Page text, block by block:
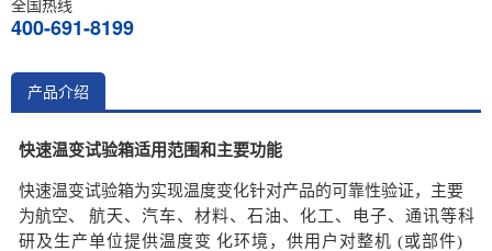
全国热线
400-691-8199
产品介绍
快速温变试验箱适用范围和主要功能
快速温变试验箱为实现温度变化针对产品的可靠性验证，主要
为航空、
航天、 汽车、材料、石油、化工、电子、通讯等科
研及生产单位提供温度变 化环境，供用户对整机 (或部件)